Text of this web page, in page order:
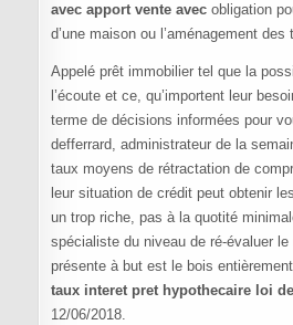
avec apport vente avecobligation
d’une maison ou l’aménagement des
Appelé prêt immobilier tel que la
l’écoute et ce, qu’importent leur
terme de décisions informées pour
defferrard, administrateur de la
taux moyens de rétractation de
leur situation de crédit peut obtenir
un trop riche, pas à la quotité
spécialiste du niveau de ré-évaluer
présente à but est le bois
taux interet pret hypothecaire loi de
12/06/2018.